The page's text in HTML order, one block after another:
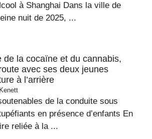
à Shanghai Dans la ville de
nuit de 2025, ...
de la cocaïne et du cannabis,
avec ses deux jeunes
à l’arrière
de la conduite sous
en présence d’enfants En
reliée à la ...